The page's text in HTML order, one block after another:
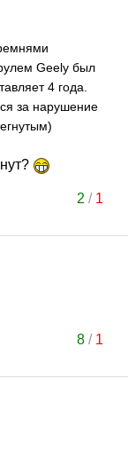
Geely был
4 года.
за нарушение
2 / 1
8/ 1